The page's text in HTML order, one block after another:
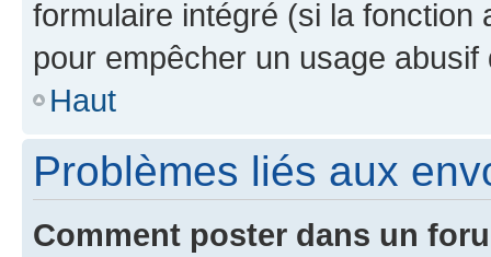
formulaire intégré (si la fonction
pour empêcher un usage
Haut
Problèmes liés aux
Comment poster dans un